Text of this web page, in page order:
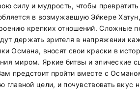
силу и мудрость, чтобы
в возмужавшую Эйкере Хатун,
крепких отношений. Сложные
держать зрителя в напряжении
Османа, вносят свои краски в
миром. Яркие битвы и эпические
предстоит пройти вместе с
главной цели, и почувствовать вкус